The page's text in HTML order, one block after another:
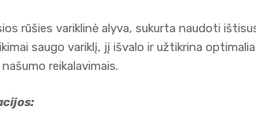
rūšies variklinė alyva, sukurta naudoti
saugo variklį, jį išvalo ir užtikrina
reikalavimais.